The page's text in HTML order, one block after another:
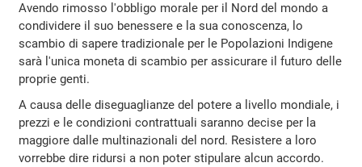
Avendo rimosso l'obbligo morale per il Nord del mondo a
condividere il suo benessere e la sua conoscenza, lo
scambio di sapere tradizionale per le Popolazioni Indigene
sarà l'unica moneta di scambio per assicurare il futuro delle
proprie genti.
A causa delle diseguaglianze del potere a livello mondiale, i
prezzi e le condizioni contrattuali saranno decise per la
maggiore dalle multinazionali del nord. Resistere a loro
vorrebbe dire ridursi a non poter stipulare alcun accordo.